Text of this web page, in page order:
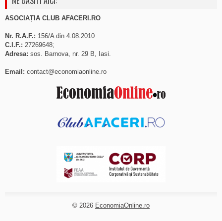
ASOCIAȚIA CLUB AFACERI.RO
Nr. R.A.F.: 156/A din 4.08.2010
C.I.F.: 27269648;
Adresa: sos. Barnova, nr. 29 B, Iasi.
Email: contact@economiaonline.ro
© 2026 EconomiaOnline.ro